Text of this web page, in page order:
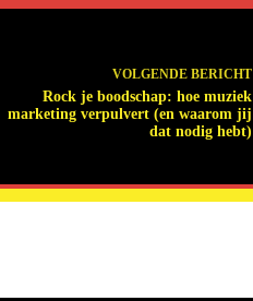
VOLGENDEBERICHT
Rock je boodschap: hoe muziek
marketing verpulvert (en waarom jij
dat nodig hebt)